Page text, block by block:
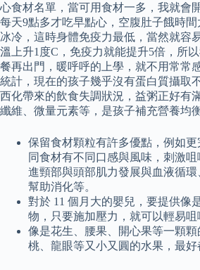
心食材名單，當可用食材一多，我就會
每天9點多才吃早點心，空腹肚子餓時
冰冷，這時身體免疫力最低，當然就容
溫上升1度C，免疫力就能提升5倍，所
餐再出門，暖呼呼的上學，就不用常常
統計，現在的孩子幾乎沒有蛋白質攝取
西化帶來的飲食失調狀況，益粥正好有
纖維、微量元素等，是孩子補充營養均
保留食材顆粒有許多優點，例如
同食材有不同口感與風味，刺激
進頸部與頭部肌力發展與血液循
幫助消化等。
對於 11 個月大的嬰兒，要提供像
物，只要施加壓力，就可以輕易咀
像是花生、腰果、開心果等一顆
桃、龍眼等又小又圓的水果，最好